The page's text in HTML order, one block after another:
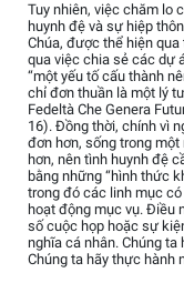
Tuy nhiên, việc chăm lo
huynh đệ và sự hiệp
Chúa, được thể hiện
qua việc chia sẻ các dự
“một yếu tố cấu thành
chỉ đơn thuần là một lý
Fedeltà Che Genera
16). Đồng thời, chính vì
đơn hơn, sống trong
hơn, nên tình huynh đệ
bằng những “hình thức
trong đó các linh mục
hoạt động mục vụ. Điều
số cuộc họp hoặc sự
nghĩa cá nhân. Chúng
Chúng ta hãy thực hành